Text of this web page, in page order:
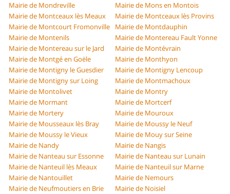
Mairie de Mondreville
Mairie de Mons en Montois
Mairie de Montceaux lès Meaux
Mairie de Montceaux lès Provins
Mairie de Montcourt Fromonville
Mairie de Montdauphin
Mairie de Montenils
Mairie de Montereau Fault Yonne
Mairie de Montereau sur le Jard
Mairie de Montévrain
Mairie de Montgé en Goële
Mairie de Monthyon
Mairie de Montigny le Guesdier
Mairie de Montigny Lencoup
Mairie de Montigny sur Loing
Mairie de Montmachoux
Mairie de Montolivet
Mairie de Montry
Mairie de Mormant
Mairie de Mortcerf
Mairie de Mortery
Mairie de Mouroux
Mairie de Mousseaux lès Bray
Mairie de Moussy le Neuf
Mairie de Moussy le Vieux
Mairie de Mouy sur Seine
Mairie de Nandy
Mairie de Nangis
Mairie de Nanteau sur Essonne
Mairie de Nanteau sur Lunain
Mairie de Nanteuil lès Meaux
Mairie de Nanteuil sur Marne
Mairie de Nantouillet
Mairie de Nemours
Mairie de Neufmoutiers en Brie
Mairie de Noisiel